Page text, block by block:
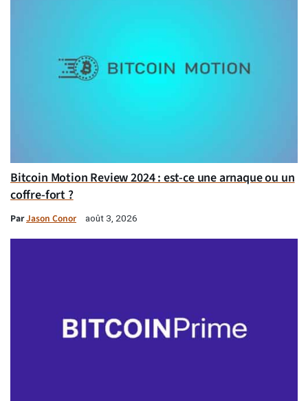
Bitcoin Motion Review 2024 : est-ce une arnaque ou un
coffre-fort ?
ParJason Conor août 3, 2026